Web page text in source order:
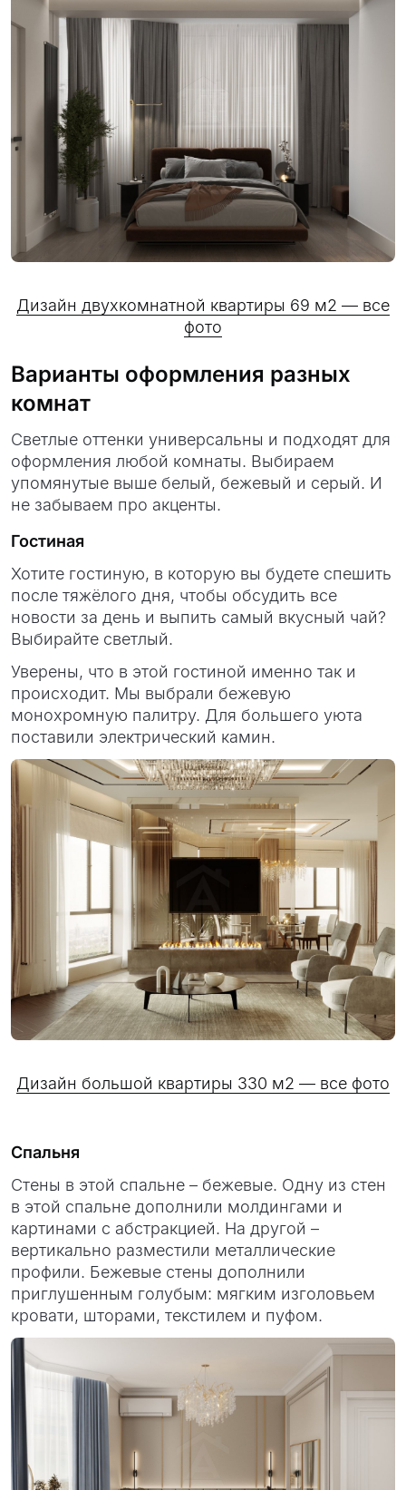
Дизайн двухкомнатной квартиры 69 м2 — все
фото
Варианты оформления разных
комнат
Светлые оттенки универсальны и подходят для
оформления любой комнаты. Выбираем
упомянутые выше белый, бежевый и серый. И
не забываем про акценты.
Гостиная
Хотите гостиную, в которую вы будете спешить
после тяжёлого дня, чтобы обсудить все
новости за день и выпить самый вкусный чай?
Выбирайте светлый.
Уверены, что в этой гостиной именно так и
происходит. Мы выбрали бежевую
монохромную палитру. Для большего уюта
поставили электрический камин.
Дизайн большой квартиры 330 м2 — все фото
Спальня
Стены в этой спальне – бежевые. Одну из стен
в этой спальне дополнили молдингами и
картинами с абстракцией. На другой –
вертикально разместили металлические
профили. Бежевые стены дополнили
приглушенным голубым: мягким изголовьем
кровати, шторами, текстилем и пуфом.